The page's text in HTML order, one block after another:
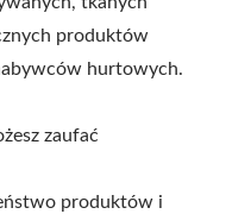
produktów
hurtowych.
zaufać
produktów i